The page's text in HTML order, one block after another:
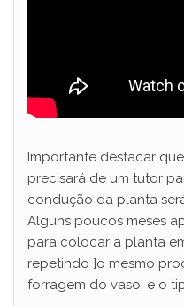
Importante destacar
precisará de um tutor
condução da planta
Alguns poucos meses
para colocar a planta
repetindo ]o mesmo
forragem do vaso, e o